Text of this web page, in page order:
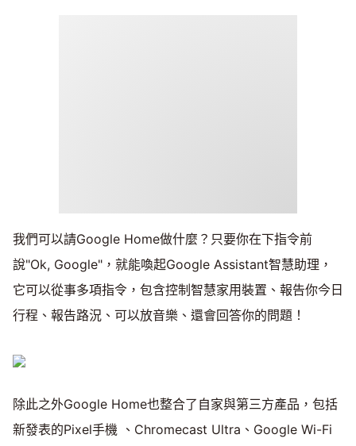
我們可以請Google Home做什麼？只要你在下指令前
說"Ok, Google"，就能喚起Google Assistant智慧助理，
它可以從事多項指令，包含控制智慧家用裝置、報告你今日
行程、報告路況、可以放音樂、還會回答你的問題！
除此之外Google Home也整合了自家與第三方產品，包括
新發表的Pixel手機 、Chromecast Ultra、Google Wi-Fi